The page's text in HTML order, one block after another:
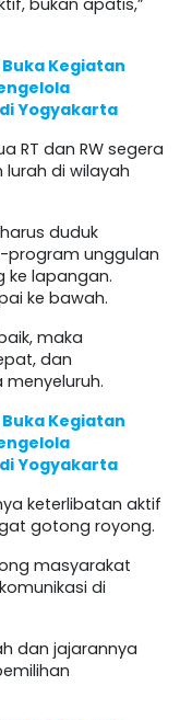
bukan apatis,”
Kegiatan
Yogyakarta
RT dan RW segera
di wilayah
duduk
program unggulan
ke lapangan.
ke bawah.
maka
dan
Kegiatan
Yogyakarta
keterlibatan aktif
gotong royong.
masyarakat
di
dan jajarannya